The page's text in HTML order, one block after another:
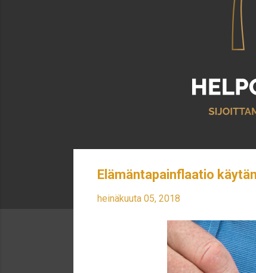
Elämäntapainflaatio
heinäkuuta 05, 2018